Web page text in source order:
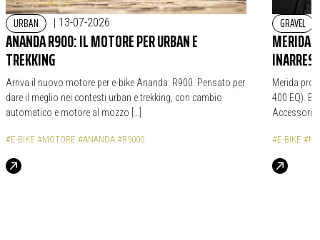
URBAN | 13-07-2026
ANANDA R900: IL MOTORE PER URBAN E
TREKKING
Arriva il nuovo motore per e-bike Ananda: R900. Pensato per
dare il meglio nei contesti urban e trekking, con cambio
automatico e motore al mozzo […]
#E-BIKE #MOTORE #ANANDA #R9000
GRAVEL
MERIDA
Merida
400 EQ).
Accessori
#E-BIKE